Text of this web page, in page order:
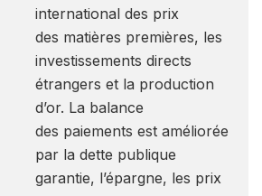
international des prix
des matières premières, les
investissements directs
étrangers et la production
d’or. La balance
des paiements est améliorée
par la dette publique
garantie, l’épargne, les prix